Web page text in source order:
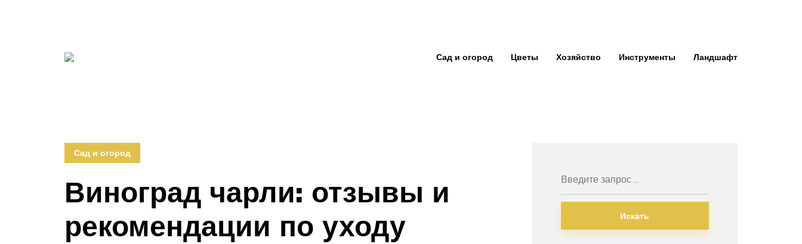
Сад и огород Цветы Хозяйство Инструменты Ландшафт
Сад и огород
Виноград чарли: отзывы и
рекомендации по уходу
Искать